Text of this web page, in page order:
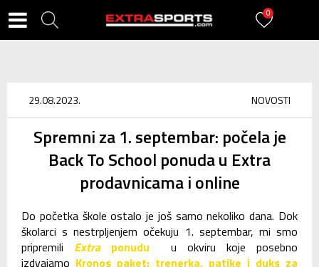
0
NOVOSTI
29.08.2023.
Spremni za 1. septembar: počela je
Back To School ponuda u Extra
prodavnicama i online
Do početka škole ostalo je još samo nekoliko dana. Dok
školarci s nestrpljenjem očekuju 1. septembar, mi smo
pripremili Extraponudu u okviru koje posebno
izdvajamo Kronos paket: trenerka, patike i duks za